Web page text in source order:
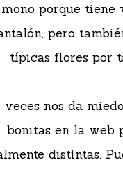
mono porque tiene
pero
típicas flores por
veces nos da
bonitas en la web
distintas.